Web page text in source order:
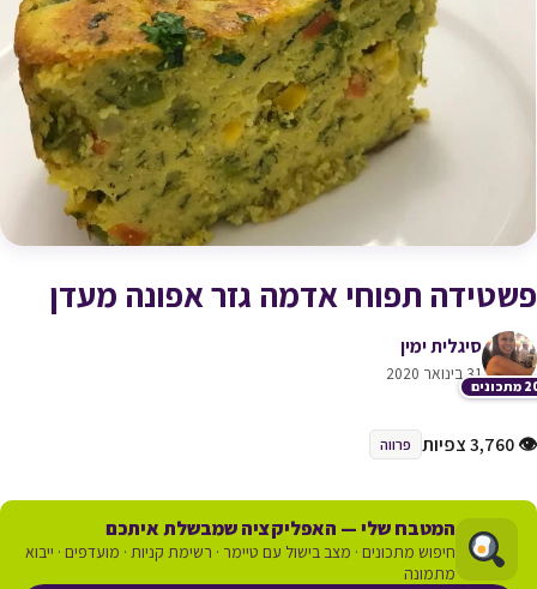
‏‏פשטידה תפוחי אדמה גזר אפונה מעדן
סיגלית ימין
31 בינואר 2020
👁 3,760 צפיות פרווה
המטבח שלי — האפליקציה שמבשלת איתכם
חיפוש מתכונים · מצב בישול עם טיימר · רשימת קניות · מועדפים · ייבוא
מתמונה